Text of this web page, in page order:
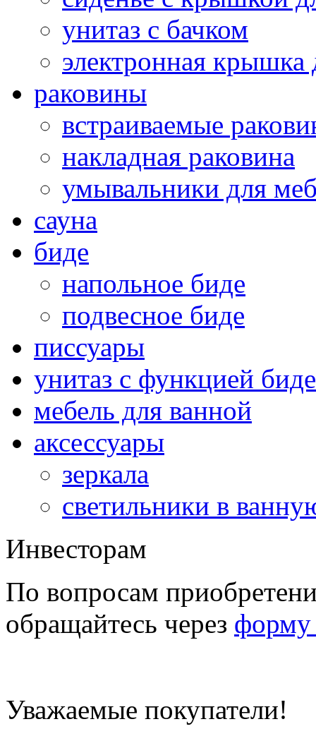
унитаз с бачком
электронная крышка
раковины
встраиваемые
накладная раковина
умывальники для
сауна
биде
напольное биде
подвесное биде
писсуары
унитаз с функцией биде
мебель для ванной
аксессуары
зеркала
светильники в
Инвесторам
По вопросам
обращайтесь через форму
Уважаемые покупатели!